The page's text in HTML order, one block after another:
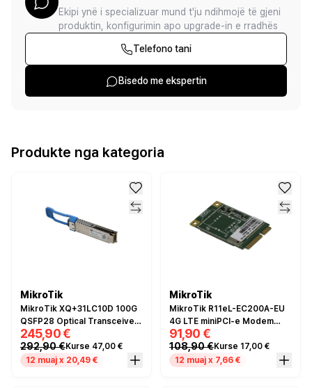
Ekipi ynë i specializuar mund t'ju ndihmojë të gjeni
produktin, konfigurimin apo upgrade-in e rradhës
Telefono tani
Bisedo me ekspertin
Produkte nga kategoria
MikroTik
MikroTik XQ+31LC10D 100G
QSFP28 Optical Transceiver
– LC, 10km
245,90 €
292,90 €Kurse 47,00 €
12 muaj x 20,49 €
MikroTik
MikroTik R11eL-EC200A-EU
4G LTE miniPCI-e Modem
Card CAT4
91,90 €
108,90 €Kurse 17,00 €
12 muaj x 7,66 €